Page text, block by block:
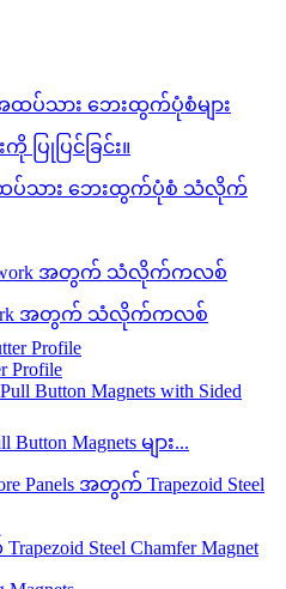
ထပ်သား ဘေးထွက်ပုံစံ သံလိုက်
အတွက် သံလိုက်ကလစ်
Profile
Button Magnets များ...
Steel Chamfer Magnet